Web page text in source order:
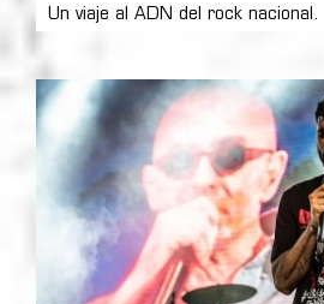
Un viaje al ADN del rock nacional.